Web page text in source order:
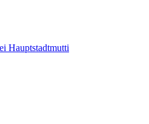
Hauptstadtmutti